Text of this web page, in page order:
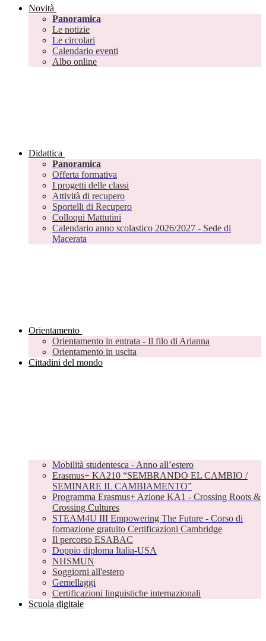
Novità
Panoramica
Le notizie
Le circolari
Calendario eventi
Albo online
Didattica
Panoramica
Offerta formativa
I progetti delle classi
Attività di recupero
Sportelli di Recupero
Colloqui Mattutini
Calendario anno scolastico 2026/2027 - Sede di
Macerata
Orientamento
Orientamento in entrata - Il filo di Arianna
Orientamento in uscita
Cittadini del mondo
Mobilità studentesca - Anno all’estero
Erasmus+ KA210 “SEMBRANDO EL CAMBIO /
SEMINARE IL CAMBIAMENTO”
Programma Erasmus+ Azione KA1 - Crossing Roots &
Crossing Cultures
STEAM4U III Empowering The Future - Corso di
formazione gratuito Certificazioni Cambridge
Il percorso ESABAC
Doppio diploma Italia-USA
NHSMUN
Soggiorni all'estero
Gemellaggi
Certificazioni linguistiche internazionali
Scuola digitale